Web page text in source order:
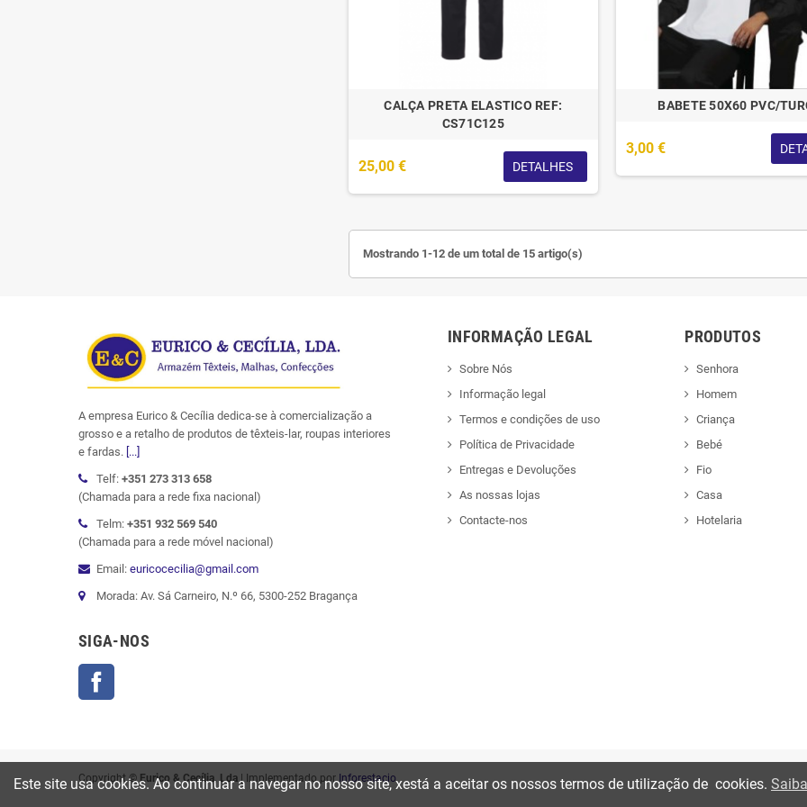
CALÇA PRETA ELASTICO REF:
CS71C125
25,00 € DETALHES
BABETE 50X60 PVC/
3,00 €
Mostrando 1-12 de um total de 15 artigo(s)
A empresa Eurico & Cecília dedica-se à comercialização a
grosso e a retalho de produtos de têxteis-lar, roupas interiores
e fardas. [...]
Telf: +351 273 313 658
(Chamada para a rede fixa nacional)
Telm: +351 932 569 540
(Chamada para a rede móvel nacional)
Email: euricocecilia@gmail.com
Morada: Av. Sá Carneiro, N.º 66, 5300-252 Bragança
SIGA-NOS
INFORMAÇÃO LEGAL
Sobre Nós
Informação legal
Termos e condições de uso
Política de Privacidade
Entregas e Devoluções
As nossas lojas
Contacte-nos
PRODUTOS
Senhora
Homem
Criança
Bebé
Fio
Casa
Hotelaria
Copyright © Eurico & Cecília, Lda | Implementado por Inforestacio
Este site usa cookies. Ao continuar a navegar no nosso site, xestá a aceitar os nossos termos de utilização de cookies.